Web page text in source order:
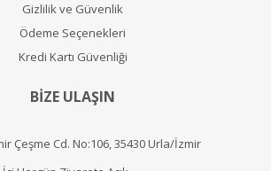
Gizlilik ve Güvenlik
Ödeme Seçenekleri
Kredi Kartı Güvenliği
BİZE ULAŞIN
Çeşme Cd. No:106, 35430 Urla/İzmir